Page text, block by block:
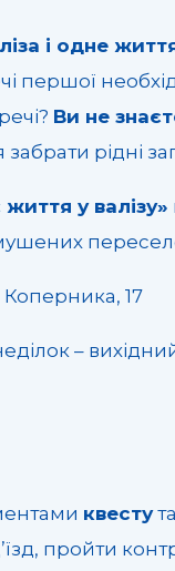
і одне
першої
Ви не
рідні
у валізу»
Коперника, 17
–
квесту
пройти